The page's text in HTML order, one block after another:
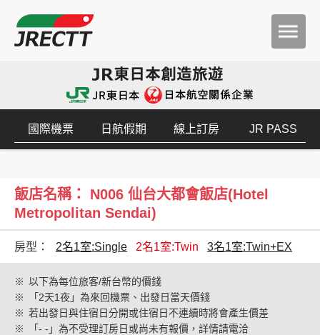
國際機票 日航假期 線上訂房 JR PASS
飯店名稱： N006 仙台大都會飯店(Hotel
Metropolitan Sendai)
房型： 2名1室:Single 2名1室:Twin 3名1室:Twin+EX
※ 以下為每位旅客/新台幣的價錢
※
「2天1夜」為來回機票、出發日當天價錢
※ 若出發日與住宿日分開或住宿日不連續時將會產生價差
※
「- -」為不受理訂房日或尚未有報價，詳情請電洽